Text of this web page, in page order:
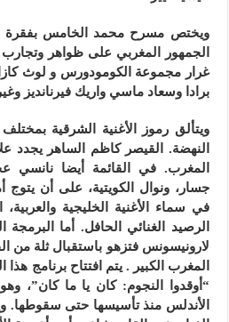
ويختص مسرح محمد الخامس بفقرة
الجمهور المغربي على ظواهر
غرار مجموعة الكومودورس و لوث
برادا وسعاد ماسي واريك فيرنانديز
ويتألق رموز الأغنية الشرقية
النهضة. القيصر كاظم الساهر يجدد
المغرب. في القائمة أيضا نانسي
جسار، ونوال الكويتية، على أن يتوج
في سماء الأغنية الخليجية
الرصيد الغنائي الحافل. أما
لارونيسونس فتزهو باستقبال ثلة من
المغرب الكبير . يتم افتتاح برنامج
“أوقدوا النجوم: كان يا ما كان”،
الأندلس منذ تأسيسها حتى سقوطها.